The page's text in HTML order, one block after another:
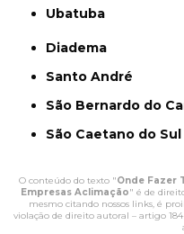
Ubatuba
Diadema
Santo André
São Bernardo do
São Caetano do Sul
O conteúdo do texto "Onde Fazer
Empresas Aclimação" é de
mesmo citando nossos links, é
violação de direito autoral – artigo